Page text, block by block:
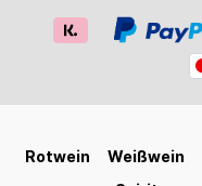
Rotwein Weißwein